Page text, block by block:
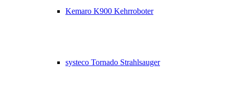
Kemaro K900 Kehrroboter
systeco Tornado Strahlsauger